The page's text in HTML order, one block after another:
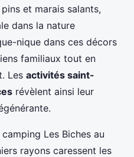
et marais salants,
dans la nature
nique dans ces décors
familiaux tout en
Les activités saint-
révèlent ainsi leur
Les Biches au
rayons caressent les